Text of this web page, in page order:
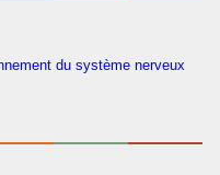
du système nerveux